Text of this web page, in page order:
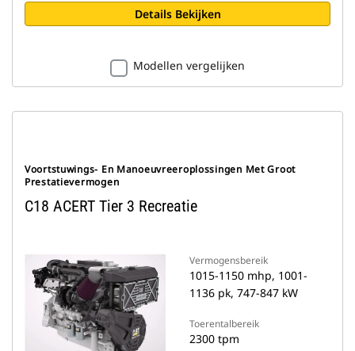
Details Bekijken
Modellen vergelijken
Voortstuwings- En Manoeuvreeroplossingen Met Groot
Prestatievermogen
C18 ACERT Tier 3 Recreatie
Vermogensbereik
1015-1150 mhp, 1001-
1136 pk, 747-847 kW
Toerentalbereik
2300 tpm